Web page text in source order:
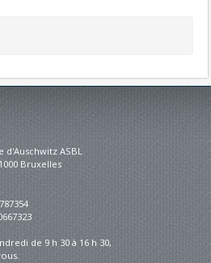
d'Auschwitz ASBL
Bruxelles
de 9 h 30 à 16 h 30,